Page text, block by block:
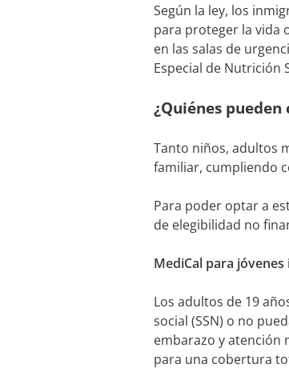
Según la ley, los
para proteger la vida
en las salas de
Especial de Nutrición
¿Quiénes
Tanto niños, adultos
familiar, cumpliendo
Para poder optar a
de elegibilidad no
MediCal para
Los adultos de 19
social (SSN) o no
embarazo y atención
para una cobertura